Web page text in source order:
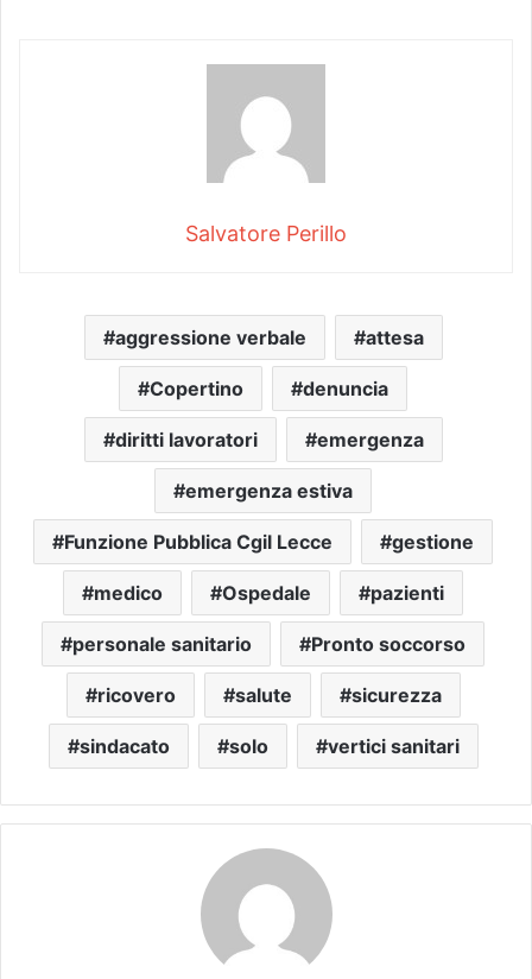
Salvatore Perillo
aggressione verbale attesa
Copertino denuncia
diritti lavoratori emergenza
emergenza estiva
Funzione Pubblica Cgil Lecce gestione
medico Ospedale pazienti
personale sanitario Pronto soccorso
ricovero salute sicurezza
sindacato solo vertici sanitari